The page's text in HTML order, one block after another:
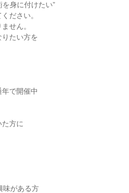
を身に付けたい”
ださい。
せん。
りたい方を
で開催中
方に
味がある方